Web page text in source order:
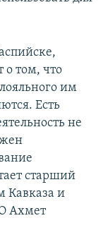
о том, что
им
Есть
не
старший
Кавказа и
Ахмет